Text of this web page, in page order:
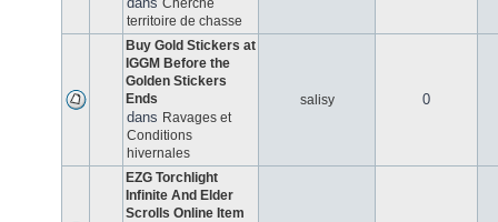
Cherche
territoire de chasse
Buy Gold Stickers at
IGGM Before the
Golden Stickers
Ends
dans Ravages et
Conditions
hivernales
salisy 0
EZG Torchlight
Infinite And Elder
Scrolls Online Item